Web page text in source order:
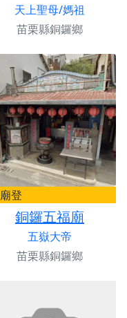
天上聖母/媽祖
苗栗縣銅鑼鄉
廟登
銅鑼五福廟
五嶽大帝
苗栗縣銅鑼鄉